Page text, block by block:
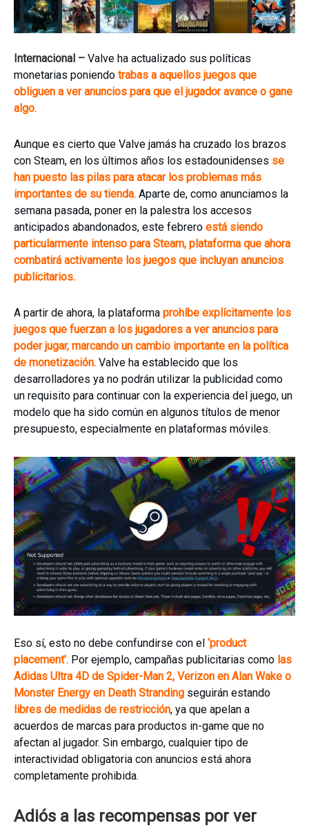
Internacional – Valve ha actualizado sus políticas
monetarias poniendo trabas a aquellos juegos que
obliguen a ver anuncios para que el jugador avance o gane
algo.
Aunque es cierto que Valve jamás ha cruzado los brazos
con Steam, en los últimos años los estadounidenses se
han puesto las pilas para atacar los problemas más
importantes de su tienda. Aparte de, como anunciamos la
semana pasada, poner en la palestra los accesos
anticipados abandonados, este febrero está siendo
particularmente intenso para Steam, plataforma que ahora
combatirá activamente los juegos que incluyan anuncios
publicitarios.
A partir de ahora, la plataforma prohíbe explícitamente los
juegos que fuerzan a los jugadores a ver anuncios para
poder jugar, marcando un cambio importante en la política
de monetización. Valve ha establecido que los
desarrolladores ya no podrán utilizar la publicidad como
un requisito para continuar con la experiencia del juego, un
modelo que ha sido común en algunos títulos de menor
presupuesto, especialmente en plataformas móviles.
Eso sí, esto no debe confundirse con el ‘product
placement’. Por ejemplo, campañas publicitarias como las
Adidas Ultra 4D de Spider-Man 2, Verizon en Alan Wake o
Monster Energy en Death Stranding seguirán estando
libres de medidas de restricción, ya que apelan a
acuerdos de marcas para productos in-game que no
afectan al jugador. Sin embargo, cualquier tipo de
interactividad obligatoria con anuncios está ahora
completamente prohibida.
Adiós a las recompensas por ver